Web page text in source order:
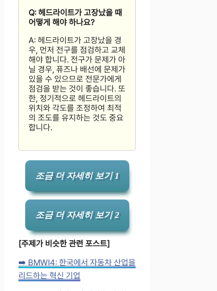
Q: 헤드라이트가 고장났을 때
어떻게 해야 하나요?
A: 헤드라이트가 고장났을 경
우, 먼저 전구를 점검하고 교체
해야 합니다. 전구가 문제가 아
닐 경우, 퓨즈나 배선에 문제가
있을 수 있으므로 전문가에게
점검을 받는 것이 좋습니다. 또
한, 정기적으로 헤드라이트의
위치와 각도를 조정하여 최적
의 조도를 유지하는 것도 중요
합니다.
조금 더 자세히 보기 1
조금 더 자세히 보기 2
[주제가 비슷한 관련 포스트]
➡️ BMWI4: 한국에서 자동차 산업을
리드하는 혁신 기업